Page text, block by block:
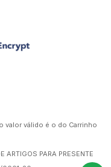
valor válido é o do Carrinho
PARA PRESENTE